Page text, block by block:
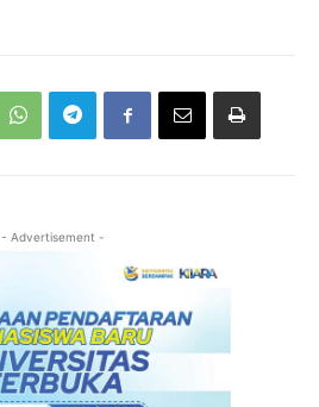
- Advertisement -